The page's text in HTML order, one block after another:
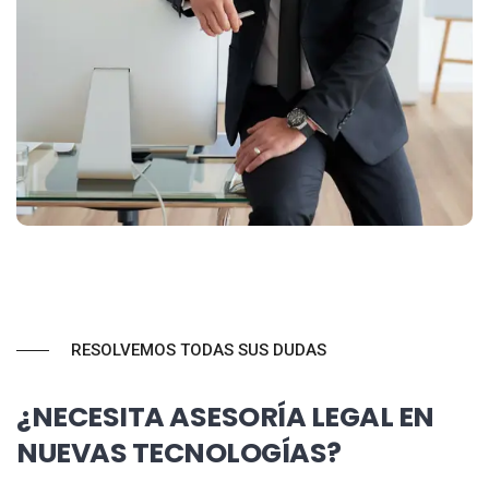
RESOLVEMOS TODAS SUS DUDAS
¿NECESITA ASESORÍA LEGAL EN
NUEVAS TECNOLOGÍAS?